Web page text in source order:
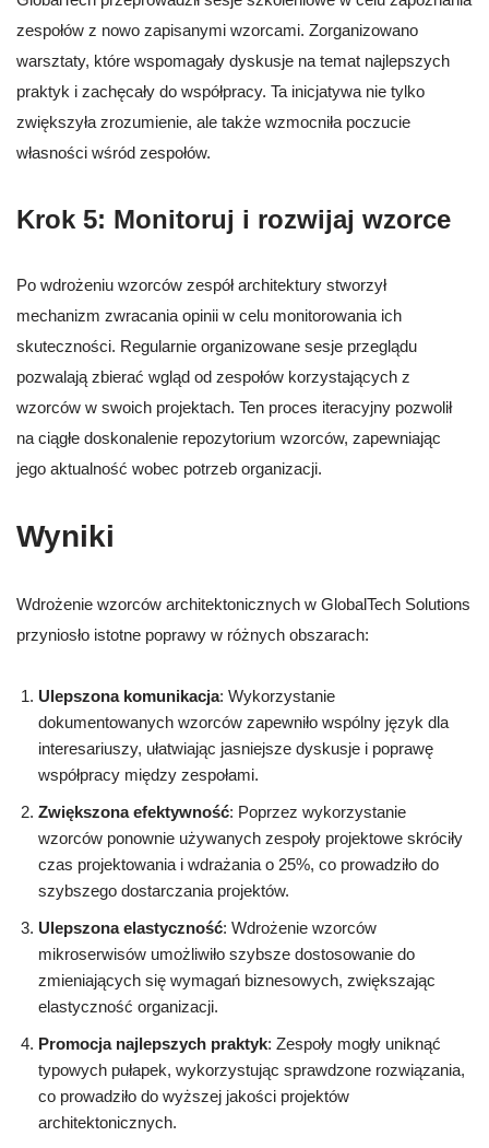
zespołów z nowo zapisanymi wzorcami. Zorganizowano
warsztaty, które wspomagały dyskusje na temat najlepszych
praktyk i zachęcały do współpracy. Ta inicjatywa nie tylko
zwiększyła zrozumienie, ale także wzmocniła poczucie
własności wśród zespołów.
Krok 5: Monitoruj i rozwijaj wzorce
Po wdrożeniu wzorców zespół architektury stworzył
mechanizm zwracania opinii w celu monitorowania ich
skuteczności. Regularnie organizowane sesje przeglądu
pozwalają zbierać wgląd od zespołów korzystających z
wzorców w swoich projektach. Ten proces iteracyjny pozwolił
na ciągłe doskonalenie repozytorium wzorców, zapewniając
jego aktualność wobec potrzeb organizacji.
Wyniki
Wdrożenie wzorców architektonicznych w GlobalTech Solutions
przyniosło istotne poprawy w różnych obszarach:
Ulepszona komunikacja: Wykorzystanie
dokumentowanych wzorców zapewniło wspólny język dla
interesariuszy, ułatwiając jasniejsze dyskusje i poprawę
współpracy między zespołami.
Zwiększona efektywność: Poprzez wykorzystanie
wzorców ponownie używanych zespoły projektowe skróciły
czas projektowania i wdrażania o 25%, co prowadziło do
szybszego dostarczania projektów.
Ulepszona elastyczność: Wdrożenie wzorców
mikroserwisów umożliwiło szybsze dostosowanie do
zmieniających się wymagań biznesowych, zwiększając
elastyczność organizacji.
Promocja najlepszych praktyk: Zespoły mogły uniknąć
typowych pułapek, wykorzystując sprawdzone rozwiązania,
co prowadziło do wyższej jakości projektów
architektonicznych.